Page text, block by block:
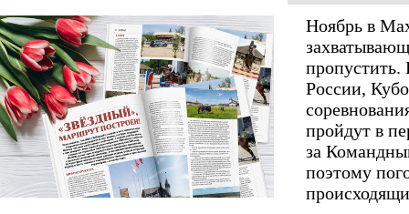
Ноябрь в
России,
пройдут в
за
поэтому